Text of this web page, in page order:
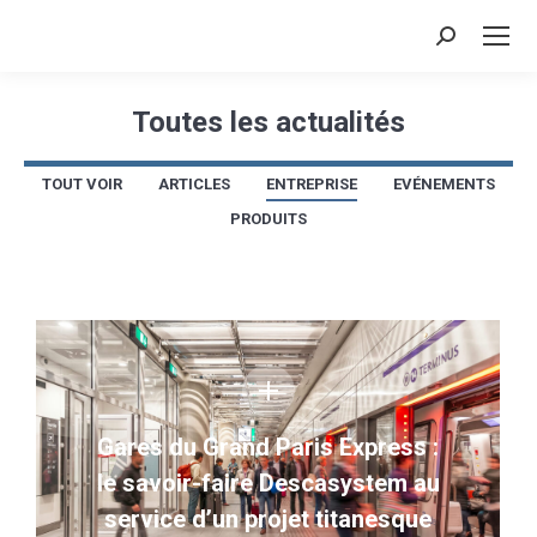
Recherche
Toutes les actualités
Vous êtes ici :
TOUT VOIR ARTICLES ENTREPRISE
EVÉNEMENTS
PRODUITS
Gares du Grand Paris Express :
le savoir-faire Descasystem au
service d’un projet titanesque